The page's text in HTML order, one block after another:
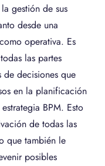
gestión de sus
desde una
operativa. Es
las partes
de decisiones que
en la planificación
BPM. Esto
de todas las
que también le
posibles